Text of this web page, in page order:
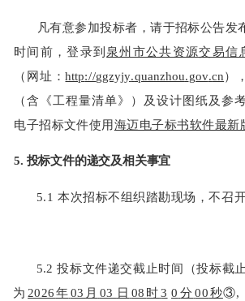
凡有意参加投标者，请于招标公告发
时间前，登录到 泉州市公共资源交易信
（网址：http://ggzyjy.quanzhou.gov.cn）
（含《工程量清单》）及设计图纸及参
电子招标文件使用海迈电子标书软件最新
5. 投标文件的递交及相关事宜
5.1本次招标不组织踏勘现场，不召
5.2投标文件递交截止时间（投标截
为 2026年03 月 03 日 08 时3 0 分 00秒③,